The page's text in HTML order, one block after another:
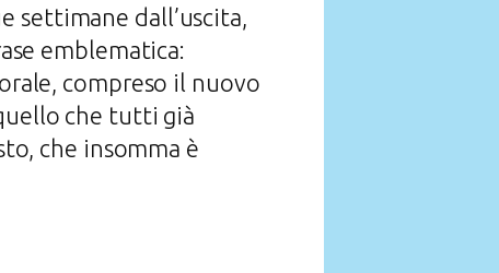
settimane dall’uscita,
emblematica:
compreso il nuovo
che tutti già
che insomma è